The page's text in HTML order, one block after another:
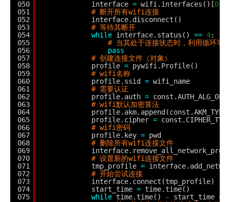
050
051
052
053
054
055
056
057
058
059
060
061
062
063
064
065
066
067
068
069
070
071
072
073
074
075
interface = wifi.interfaces()[0]
# 断开所有wifi连接
interface.disconnect()
# 等待其断开
while interface.status() == 4:
# 当其处于连接状态时，利用循环等
pass
# 创建连接文件（对象）
profile = pywifi.Profile()
# wifi名称
profile.ssid = wifi_name
# 需要认证
profile.auth =
# wifi默认加密算法
profile.cipher =
# wifi密码
profile.key = pwd
# 删除所有wifi连接文件
# 设置新的wifi连接文件
tmp_profile =
# 开始尝试连接
interface.connect(tmp_profile)
start_time = time.time()
while time.time() - start_time <